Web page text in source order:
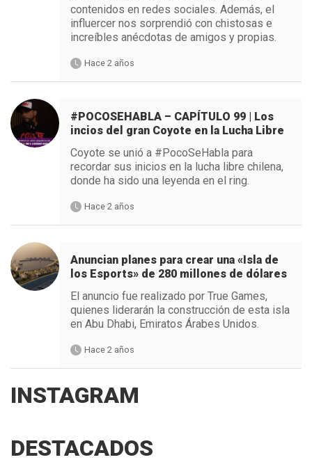
contenidos en redes sociales. Además, el
influercer nos sorprendió con chistosas e
increíbles anécdotas de amigos y propias.
Hace 2 años
#POCOSEHABLA – CAPÍTULO 99 | Los
incios del gran Coyote en la Lucha Libre
Coyote se unió a #PocoSeHabla para
recordar sus inicios en la lucha libre chilena,
donde ha sido una leyenda en el ring.
Hace 2 años
Anuncian planes para crear una «Isla de
los Esports» de 280 millones de dólares
El anuncio fue realizado por True Games,
quienes liderarán la construcción de esta isla
en Abu Dhabi, Emiratos Árabes Unidos.
Hace 2 años
INSTAGRAM
DESTACADOS